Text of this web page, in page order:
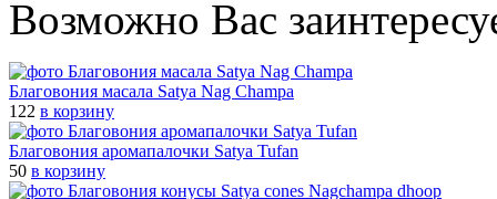
Возможно Вас
Благовония масала Satya Nag Champa
122 в корзину
Благовония аромапалочки Satya Tufan
50 в корзину